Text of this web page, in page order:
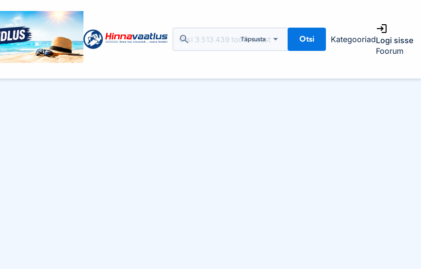
Täpsusta Otsi KategooriadLogi sisse
Foorum